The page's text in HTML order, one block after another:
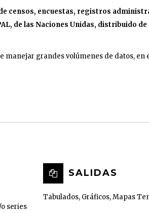
censos, encuestas, registros
de las Naciones Unidas, distribuido
grandes volúmenes de datos, en
series
SALIDAS
Tabulados, Gráficos, Mapas